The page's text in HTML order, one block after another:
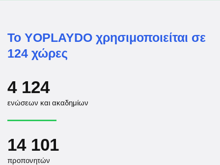
Το YOPLAYDO χρησιμοποιείται σε
124 χώρες
4 124
ενώσεων και ακαδημίων
14 101
προπονητών